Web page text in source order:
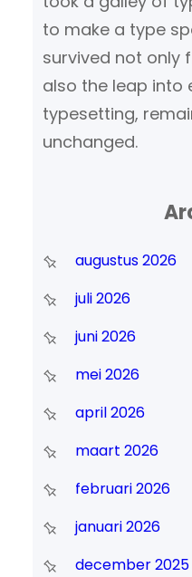
to make a type
survived not only
also the leap into
typesetting,
unchanged.
augustus 2026
juli 2026
juni 2026
mei 2026
april 2026
maart 2026
februari 2026
januari 2026
december 2025